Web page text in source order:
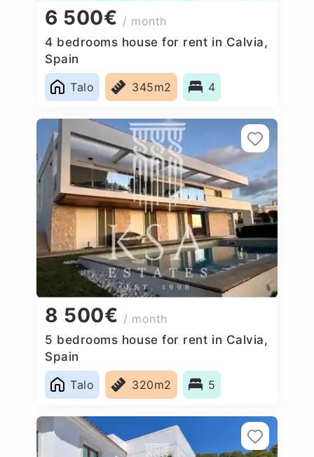
6 500€ / month
4 bedrooms house for rent in Calvia,
Spain
Talo
345m2 4
8 500€ / month
5 bedrooms house for rent in Calvia,
Spain
Talo
320m2 5